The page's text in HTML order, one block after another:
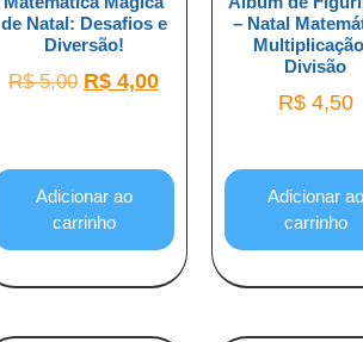
de Natal: Desafios e
Diversão!
R$5,00 R$ 4,00
Adicionar ao
carrinho
– Natal
Divisão
R$4,50
Adicionar ao
carrinho